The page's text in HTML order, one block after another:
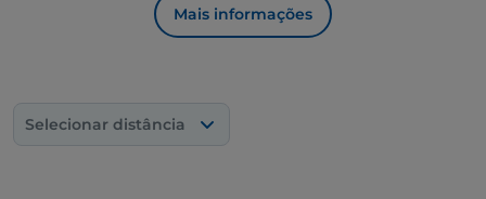
Mais informações
Selecionar distância